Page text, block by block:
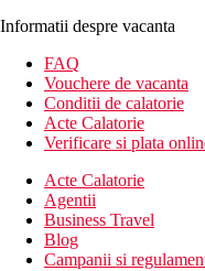
Informatii despre vacanta
FAQ
Vouchere de vacanta
Conditii de calatorie
Acte Calatorie
Verificare si plata
Acte Calatorie
Agentii
Business Travel
Blog
Campanii si